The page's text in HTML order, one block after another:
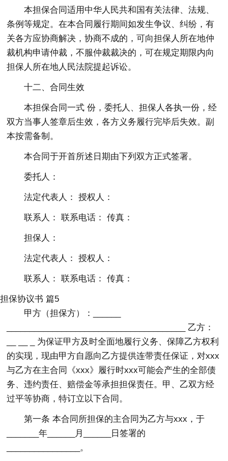
本担保合同适用中华人民共和国有关法律、法规、
条例等规定。在本合同履行期间如发生争议、纠纷，有
关各方应协商解决，协商不成的，可向担保人所在地仲
裁机构申请仲裁，不服仲裁裁决的，可在规定期限内向
担保人所在地人民法院提起诉讼。
十二、合同生效
本担保合同一式 份，委托人、担保人各执一份，经
双方当事人签章后生效，各方义务履行完毕后失效。副
本按需备制。
本合同于开首所述日期由下列双方正式签署。
委托人：
法定代表人： 授权人：
联系人： 联系电话： 传真：
担保人：
法定代表人： 授权人：
联系人： 联系电话： 传真：
担保协议书 篇5
甲方（担保方）：______
_______________________________________ 乙方：
__ __ _ 为保证甲方及时全面地履行义务、保障乙方权利
的实现，现由甲方自愿向乙方提供连带责任保证，对xxx
与乙方在主合同《xxx》履行时xxx可能会产生的全部债
务、违约责任、赔偿金等承担担保责任。甲、乙双方经
过平等协商，特订立以下合同。
第一条 本合同所担保的主合同为乙方与xxx，于
_______年______月______日签署的
________________。